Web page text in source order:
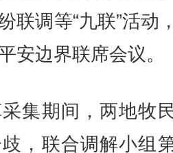
联调等“九联”活动
安边界联席会议。
期间，两地牧
，联合调解小组